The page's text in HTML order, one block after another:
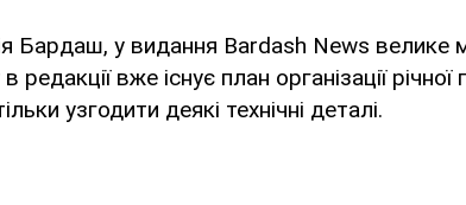
Бардаш, у видання Bardash News велике
редакції вже існує план організації
узгодити деякі технічні деталі.